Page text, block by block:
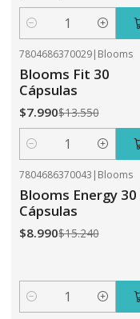
Cantidad
7804686370029| Blooms
Blooms Fit 30
Cápsulas
$7.990$13.550
Cantidad
7804686370043 | Blooms
Blooms Energy 30
Cápsulas
$8.990$15.240
Cantidad